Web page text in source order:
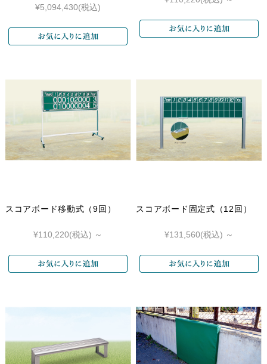
¥5,094,430(税込)
スコアボード移動式（9回）
¥110,220(税込) ～
スコアボード固定式（12回）
¥131,560(税込) ～